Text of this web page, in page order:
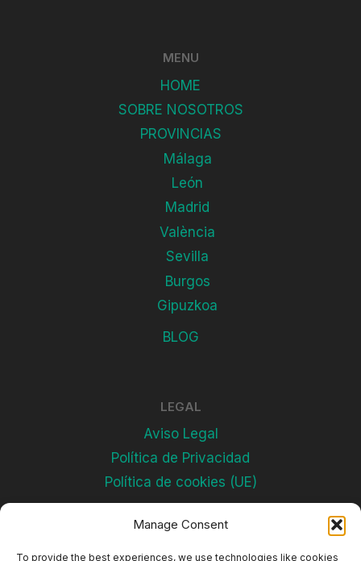
Manage Consent
To provide the best experiences, we use technologies like cookies
MENU
HOME
SOBRE NOSOTROS
PROVINCIAS
Málaga
León
Madrid
València
Sevilla
Burgos
Gipuzkoa
BLOG
LEGAL
Aviso Legal
Política de Privacidad
Política de cookies (UE)